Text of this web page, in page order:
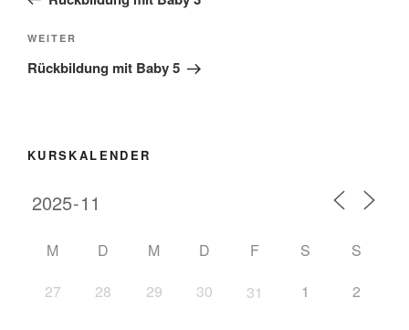
WEITER
Rückbildung mit Baby 5
KURSKALENDER
M D M D F S
S
27
28 29 30 31 1 2